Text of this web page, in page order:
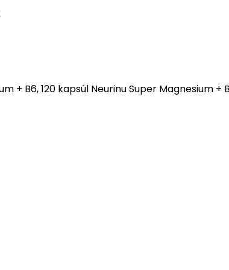
Neurinu Super Magnesium +